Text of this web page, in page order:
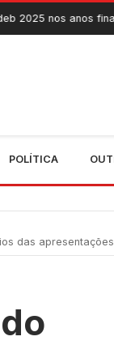
finais do Ensino
POLÍTICA
das